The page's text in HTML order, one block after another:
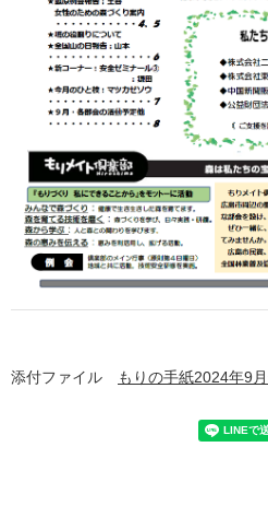
添付ファイル もりの手紙2024年9